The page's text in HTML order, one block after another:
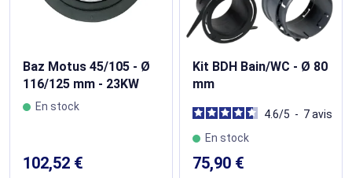
Baz Motus 45/105 - Ø
116/125 mm - 23KW
En stock
102,52 €
Kit BDH Bain/WC - Ø 80
mm
4.6/5 - 7avis
En stock
75,90 €